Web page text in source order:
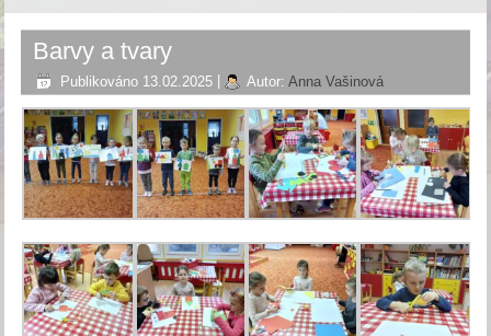
Barvy a tvary
Publikováno 13.02.2025 Autor: Anna Vašinová